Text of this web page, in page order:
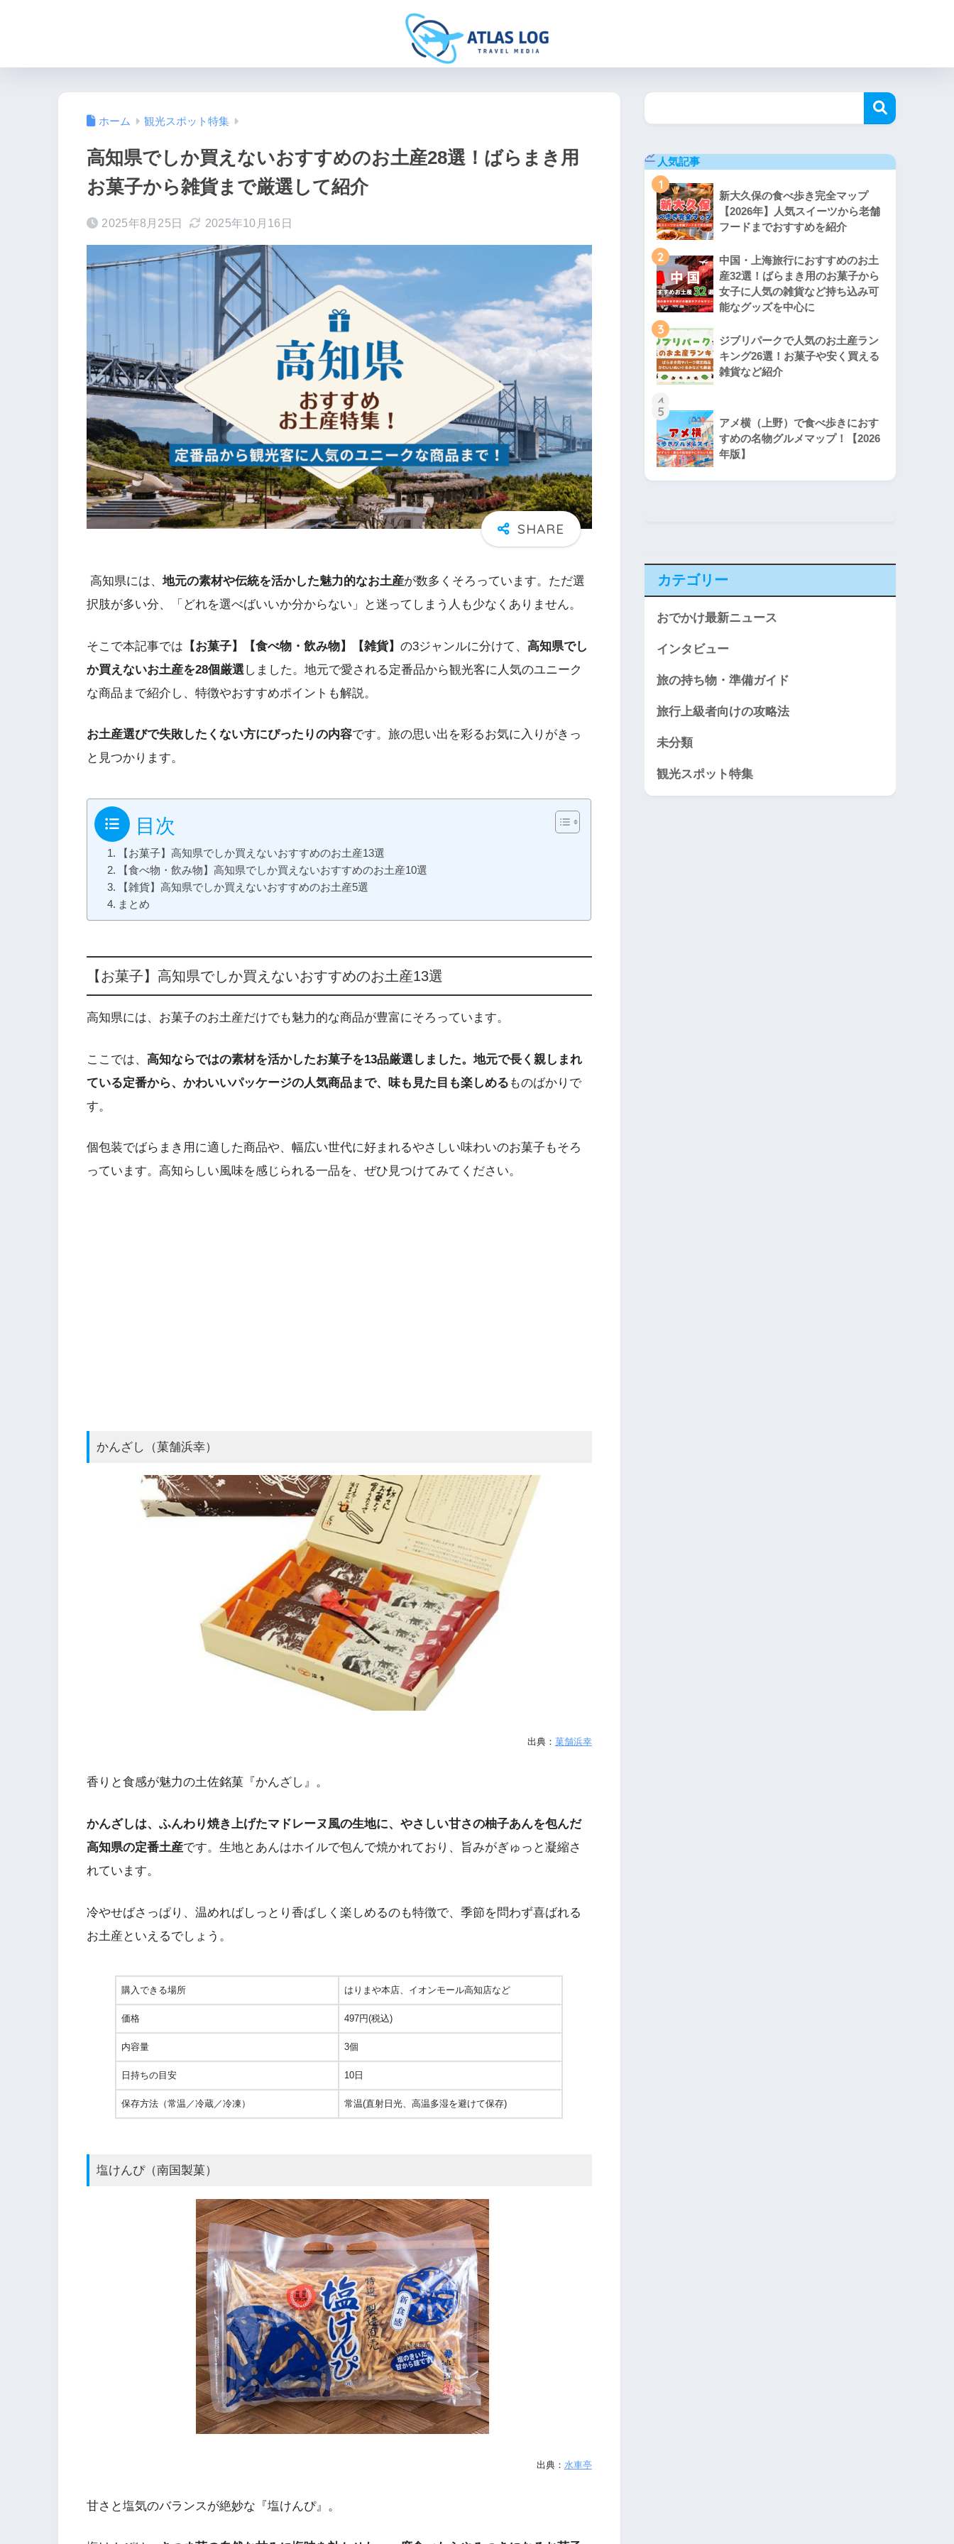
ホーム 観光スポット特集
高知県でしか買えないおすすめのお土産28選！ばらまき用
お菓子から雑貨まで厳選して紹介
2025年8月25日 2025年10月16日
高知県には、 地元の素材や伝統を活かした魅力的なお土産が数多くそろっています。ただ選
択肢が多い分、「どれを選べばいいか分からない」と迷ってしまう人も少なくありません。
そこで本記事では 【お菓子】【食べ物・飲み物】【雑貨】 の3ジャンルに分けて、 高知県でし
か買えないお土産を28個厳選 しました。地元で愛される定番品から観光客に人気のユニーク
な商品まで紹介し、特徴やおすすめポイントも解説。
お土産選びで失敗したくない方にぴったりの内容です。旅の思い出を彩るお気に入りがきっ
と見つかります。
目次
【お菓子】高知県でしか買えないおすすめのお土産13選
【食べ物・飲み物】高知県でしか買えないおすすめのお土産10選
【雑貨】高知県でしか買えないおすすめのお土産5選
まとめ
【お菓子】高知県でしか買えないおすすめのお土産13選
高知県には、お菓子のお土産だけでも魅力的な商品が豊富にそろっています。
ここでは、 高知ならではの素材を活かしたお菓子を13品厳選しました。地元で長く親しまれ
ている定番から、かわいいパッケージの人気商品まで、味も見た目も楽しめる ものばかりで
す。
個包装でばらまき用に適した商品や、幅広い世代に好まれるやさしい味わいのお菓子もそろ
っています。高知らしい風味を感じられる一品を、ぜひ見つけてみてください。
かんざし（菓舗浜幸）
出典： 菓舗浜幸
香りと食感が魅力の土佐銘菓『かんざし』。
かんざしは、ふんわり焼き上げたマドレーヌ風の生地に、やさしい甘さの柚子あんを包んだ
高知県の定番土産です。生地とあんはホイルで包んで焼かれており、旨みがぎゅっと凝縮さ
れています。
冷やせばさっぱり、温めればしっとり香ばしく楽しめるのも特徴で、季節を問わず喜ばれる
お土産といえるでしょう。
購入できる場所 はりまや本店、イオンモール高知店など
価格 497円(税込)
内容量 3個
日持ちの目安 10日
保存方法（常温／冷蔵／冷凍） 常温(直射日光、高温多湿を避けて保存)
塩けんぴ（南国製菓）
出典： 水車亭
甘さと塩気のバランスが絶妙な『塩けんぴ』。
人気記事
1
新大久保の食べ歩き完全マップ
【2026年】人気スイーツから老舗
フードまでおすすめを紹介
2
中国・上海旅行におすすめのお土
産32選！ばらまき用のお菓子から
女子に人気の雑貨など持ち込み可
能なグッズを中心に
3
ジブリパークで人気のお土産ラン
キング26選！お菓子や安く買える
雑貨など紹介
4
5
アメ横（上野）で食べ歩きにおす
すめの名物グルメマップ！【2026
年版】
カテゴリー
おでかけ最新ニュース
インタビュー
旅の持ち物・準備ガイド
旅行上級者向けの攻略法
未分類
観光スポット特集